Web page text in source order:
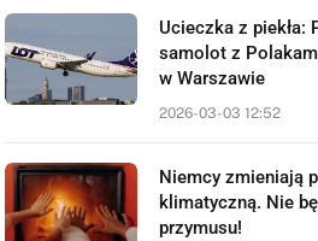
Ucieczka z piekła:
samolot z
w Warszawie
2026-03-03 12:52
Niemcy zmieniają
klimatyczną. Nie
przymusu!